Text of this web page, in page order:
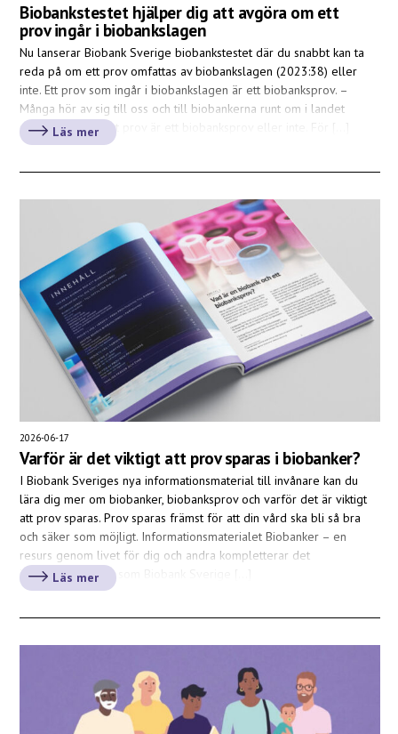
Biobankstestet hjälper dig att avgöra om ett
prov ingår i biobankslagen
Nu lanserar Biobank Sverige biobankstestet där du snabbt kan ta
reda på om ett prov omfattas av biobankslagen (2023:38) eller
inte. Ett prov som ingår i biobankslagen är ett biobanksprov. –
Många hör av sig till oss och till biobankerna runt om i landet
med frågor om ett prov är ett biobanksprov eller inte. För […]
Läs mer
2026-06-17
Varför är det viktigt att prov sparas i biobanker?
I Biobank Sveriges nya informationsmaterial till invånare kan du
lära dig mer om biobanker, biobanksprov och varför det är viktigt
att prov sparas. Prov sparas främst för att din vård ska bli så bra
och säker som möjligt. Informationsmaterialet Biobanker – en
resurs genom livet för dig och andra kompletterar det
informationspaket som Biobank Sverige […]
Läs mer